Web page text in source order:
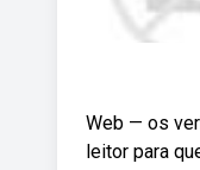
Web — os
leitor para